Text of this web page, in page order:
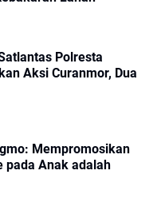
Polresta
Aksi Curanmor, Dua
Mempromosikan
pada Anak adalah